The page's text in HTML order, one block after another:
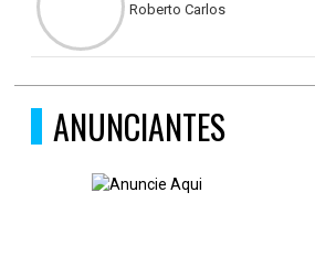
Roberto Carlos
ANUNCIANTES